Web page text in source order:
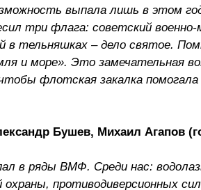
выпала лишь в этом
три флага: советский военно-
в тельняшках – дело святое.
и море». Это замечательная
флотская закалка помогала
Бушев, Михаил Агапов
в ряды ВМФ. Среди нас:
охраны, противодиверсионных